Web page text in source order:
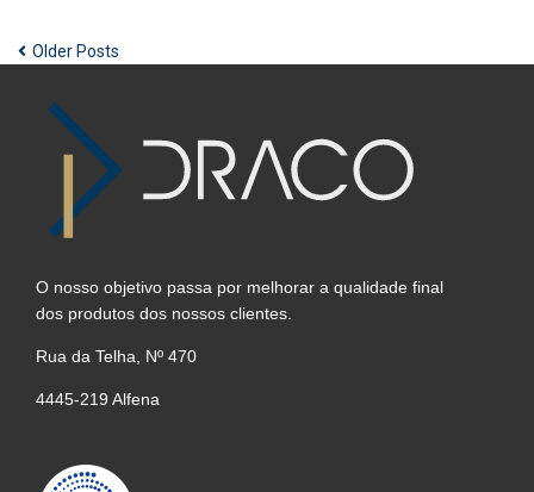
Older Posts
O nosso objetivo passa por melhorar a qualidade final
dos produtos dos nossos clientes.
Rua da Telha, Nº 470
4445-219 Alfena